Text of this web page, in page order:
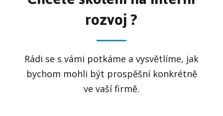
rozvoj ?
Rádi se s vámi potkáme a vysvětlíme, jak
bychom mohli být prospěšní konkrétně
ve vaší firmě.